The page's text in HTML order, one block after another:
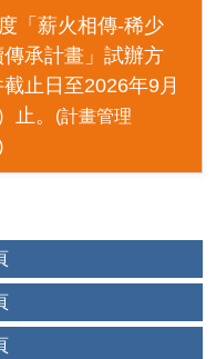
「薪火相傳-稀少
承計畫」試辦方
止日至2026年9月
止。
(計畫管理